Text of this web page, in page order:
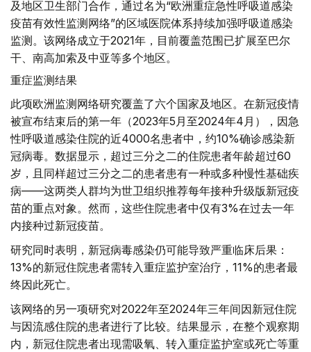
及地区卫生部门合作，通过名为“欧洲重症急性呼吸道感染
疫苗有效性监测网络”的区域医院体系持续加强呼吸道感染
监测。该网络成立于2021年，目前覆盖范围已扩展至巴尔
干、南高加索及中亚等多个地区。
重症监测结果
此项欧洲监测网络研究覆盖了六个国家及地区。在新冠疫情
被宣布结束后的第一年（2023年5月至2024年4月），因急
性呼吸道感染住院的近4000名患者中，约10%确诊感染新
冠病毒。数据显示，超过三分之二的住院患者年龄超过60
岁，且同样超过三分之二的患者患有一种或多种慢性基础疾
病——这两类人群均为世卫组织推荐每年接种升级版新冠疫
苗的重点对象。然而，这些住院患者中仅有3%在过去一年
内接种过新冠疫苗。
研究同时表明，新冠病毒感染仍可能导致严重临床后果：
13%的新冠住院患者需转入重症监护室治疗，11%的患者最
终因此死亡。
该网络的另一项研究对2022年至2024年三年间因新冠住院
与因流感住院的患者进行了比较。结果显示，在整个观察期
内，新冠住院患者出现需吸氧、转入重症监护室或死亡等重